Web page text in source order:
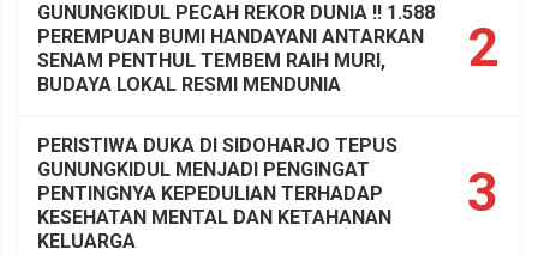
2
GUNUNGKIDUL PECAH REKOR DUNIA !! 1.588
PEREMPUAN BUMI HANDAYANI ANTARKAN
SENAM PENTHUL TEMBEM RAIH MURI,
BUDAYA LOKAL RESMI MENDUNIA
3
PERISTIWA DUKA DI SIDOHARJO TEPUS
GUNUNGKIDUL MENJADI PENGINGAT
PENTINGNYA KEPEDULIAN TERHADAP
KESEHATAN MENTAL DAN KETAHANAN
KELUARGA